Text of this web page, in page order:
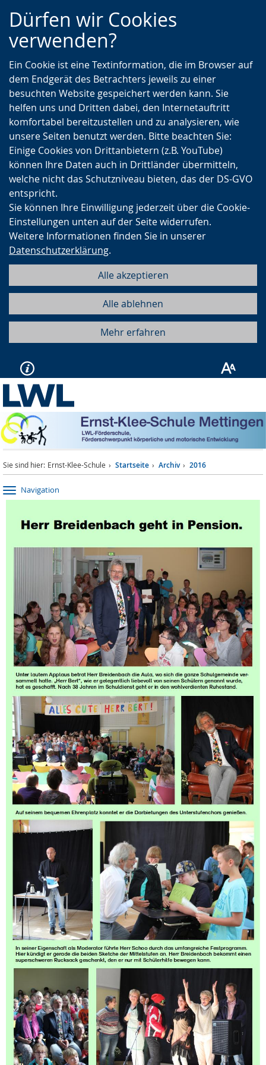
Zur
Hauptnavigation
Zur
Seitennavigation
Zum
Inhalt
Dürfen wir Cookies
verwenden?
Ein Cookie ist eine Textinformation, die im Browser auf
dem Endgerät des Betrachters jeweils zu einer
besuchten Website gespeichert werden kann. Sie
helfen uns und Dritten dabei, den Internetauftritt
komfortabel bereitzustellen und zu analysieren, wie
unsere Seiten benutzt werden. Bitte beachten Sie:
Einige Cookies von Drittanbietern (z.B. YouTube)
können Ihre Daten auch in Drittländer übermitteln,
welche nicht das Schutzniveau bieten, das der DS-GVO
entspricht.
Sie können Ihre Einwilligung jederzeit über die Cookie-
Einstellungen unten auf der Seite widerrufen.
Weitere Informationen finden Sie in unserer
Datenschutzerklärung.
Alle akzeptieren
Alle ablehnen
Mehr erfahren
Sie sind hier: Ernst-Klee-Schule Startseite Archiv 2016
Navigation